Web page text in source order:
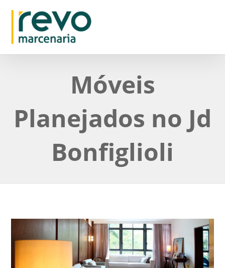
Móveis
Planejados no Jd
Bonfiglioli